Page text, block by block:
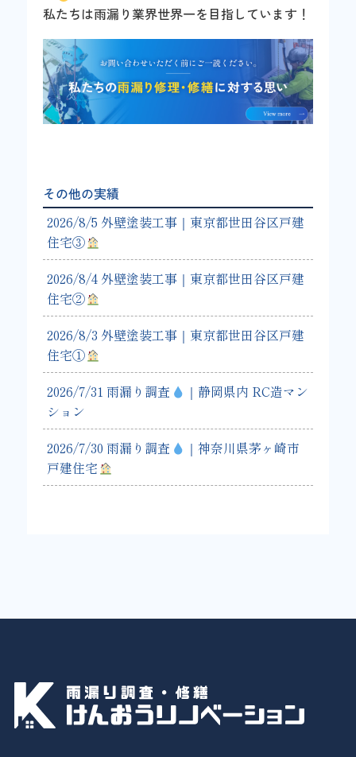
私たちは雨漏り業界世界一を目指しています！
その他の実績
2026/8/5 外壁塗装工事｜東京都世田谷区戸建
住宅③
2026/8/4 外壁塗装工事｜東京都世田谷区戸建
住宅②
2026/8/3 外壁塗装工事｜東京都世田谷区戸建
住宅①
2026/7/31 雨漏り調査
｜静岡県内 RC造マン
ション
2026/7/30 雨漏り調査
｜神奈川県茅ヶ崎市
戸建住宅